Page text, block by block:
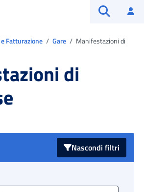
Fatturazione Gare
Manifestazioni di
di
Nascondi filtri